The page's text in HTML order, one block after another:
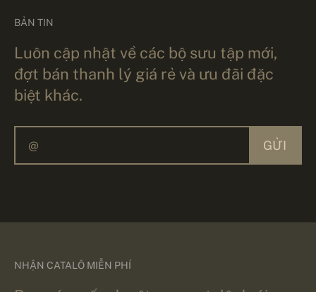
BẢN TIN
Luôn cập nhật về các bộ sưu tập mới,
đợt bán thanh lý giá rẻ và ưu đãi đặc
biệt khác.
GỬI
NHẬN CATALÔ MIỄN PHÍ